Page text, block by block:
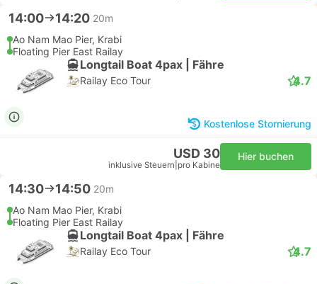
14:00 14:20 20m
Ao Nam Mao Pier, Krabi
Floating Pier East Railay
Longtail Boat 4pax | Fähre
Railay Eco Tour 4.7
Kostenlose Stornierung
USD 30
inklusive Steuern pro Kabine
Hier buchen
14:30 14:50 20m
Ao Nam Mao Pier, Krabi
Floating Pier East Railay
Longtail Boat 4pax | Fähre
Railay Eco Tour 4.7